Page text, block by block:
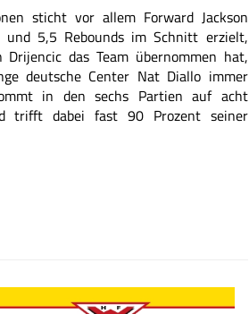
sticht vor allem Forward Jackson
5,5 Rebounds im Schnitt erzielt,
Drijencic das Team übernommen hat,
deutsche Center Nat Diallo immer
in den sechs Partien auf acht
trifft dabei fast 90 Prozent seiner